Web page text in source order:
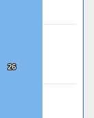
26
26